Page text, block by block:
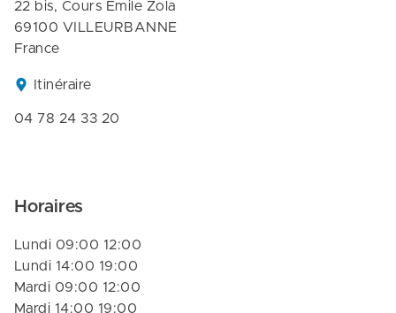
22 bis, Cours Emile Zola
69100 VILLEURBANNE
France
Itinéraire
04 78 24 33 20
Horaires
Lundi 09:00 12:00
Lundi 14:00 19:00
Mardi 09:00 12:00
Mardi 14:00 19:00